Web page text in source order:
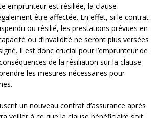
emprunteur est résiliée, la clause
être affectée. En effet, si le contrat
ou résilié, les prestations prévues en
ou d’invalidité ne seront plus versées
Il est donc crucial pour l’emprunteur de
de la résiliation sur la clause
les mesures nécessaires pour
un nouveau contrat d’assurance après